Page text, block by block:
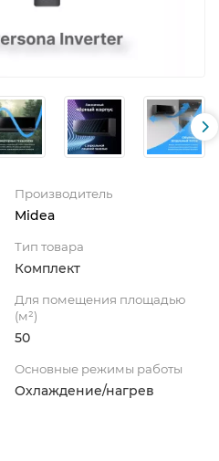
Производитель
Midea
Тип товара
Комплект
Для помещения площадью
(м²)
50
Основные режимы работы
Охлаждение/нагрев